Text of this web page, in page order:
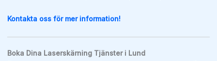
Kontakta oss för mer information!
Boka Dina Laserskärning Tjänster i Lund